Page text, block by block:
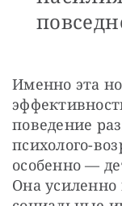
Именно эта
поведение
психолого-
особенно —
Она усиленно